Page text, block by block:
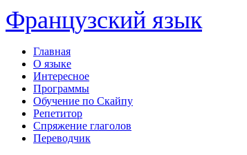
Французский язык
Главная
О языке
Интересное
Программы
Обучение по Скайпу
Репетитор
Спряжение глаголов
Переводчик